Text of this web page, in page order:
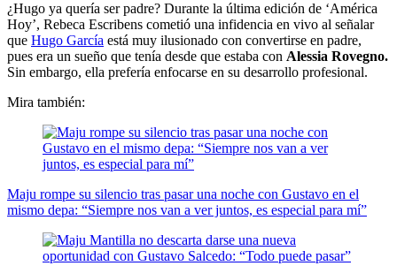
¿Hugo ya quería ser padre? Durante la última edición de ‘América
Hoy’, Rebeca Escribens cometió una infidencia en vivo al señalar
que Hugo García está muy ilusionado con convertirse en padre,
pues era un sueño que tenía desde que estaba con Alessia Rovegno.
Sin embargo, ella prefería enfocarse en su desarrollo profesional.
Mira también:
Maju rompe su silencio tras pasar una noche con Gustavo en el
mismo depa: “Siempre nos van a ver juntos, es especial para mí”